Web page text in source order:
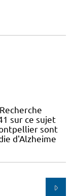
sur ce sujet
sont
d'Alzheime